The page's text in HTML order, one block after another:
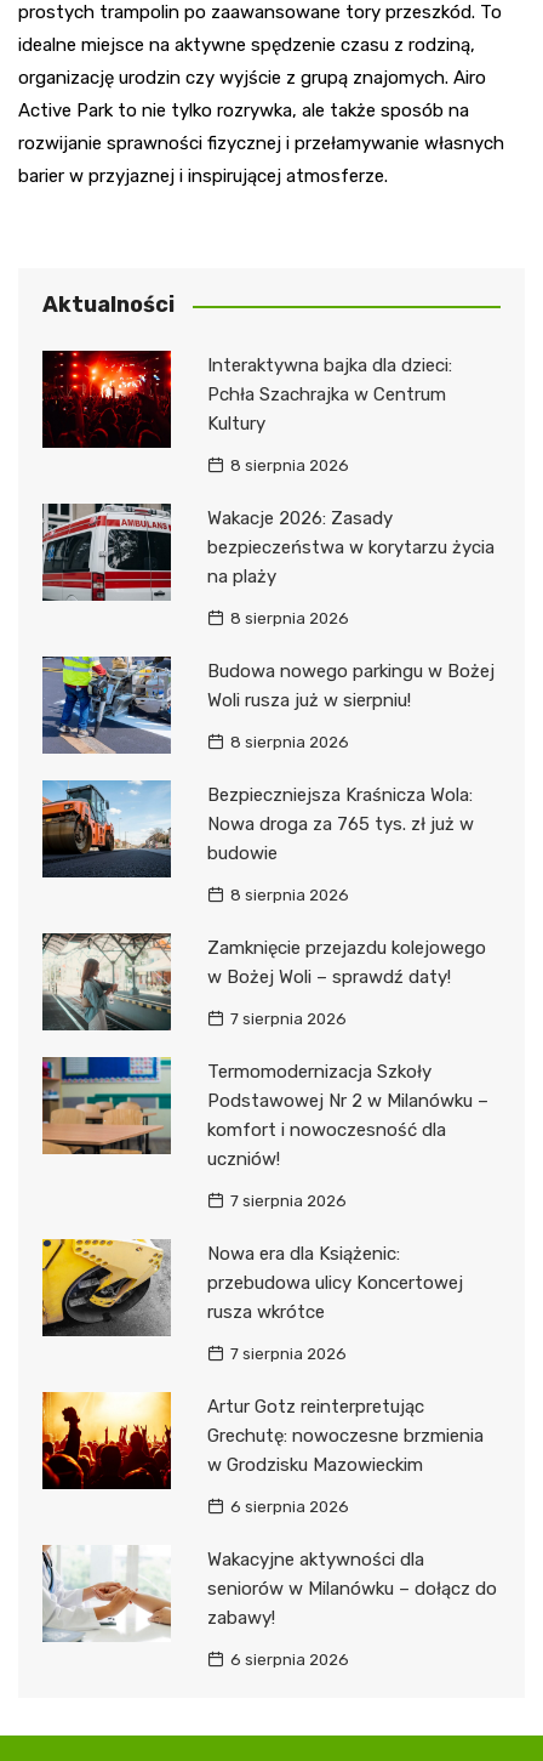
prostych trampolin po zaawansowane tory przeszkód. To
idealne miejsce na aktywne spędzenie czasu z rodziną,
organizację urodzin czy wyjście z grupą znajomych. Airo
Active Park to nie tylko rozrywka, ale także sposób na
rozwijanie sprawności fizycznej i przełamywanie własnych
barier w przyjaznej i inspirującej atmosferze.
Aktualności
Interaktywna bajka dla dzieci:
Pchła Szachrajka w Centrum
Kultury
8 sierpnia 2026
Wakacje 2026: Zasady
bezpieczeństwa w korytarzu życia
na plaży
8 sierpnia 2026
Budowa nowego parkingu w Bożej
Woli rusza już w sierpniu!
8 sierpnia 2026
Bezpieczniejsza Kraśnicza Wola:
Nowa droga za 765 tys. zł już w
budowie
8 sierpnia 2026
Zamknięcie przejazdu kolejowego
w Bożej Woli – sprawdź daty!
7 sierpnia 2026
Termomodernizacja Szkoły
Podstawowej Nr 2 w Milanówku –
komfort i nowoczesność dla
uczniów!
7 sierpnia 2026
Nowa era dla Książenic:
przebudowa ulicy Koncertowej
rusza wkrótce
7 sierpnia 2026
Artur Gotz reinterpretując
Grechutę: nowoczesne brzmienia
w Grodzisku Mazowieckim
6 sierpnia 2026
Wakacyjne aktywności dla
seniorów w Milanówku – dołącz do
zabawy!
6 sierpnia 2026